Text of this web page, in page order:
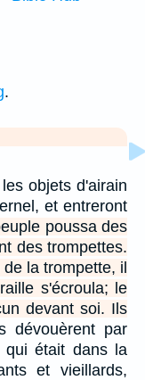
.
objets d'airain
et entreront
poussa des
des trompettes.
la trompette, il
s'écroula; le
devant soi. Ils
dévouèrent par
était dans la
et vieillards,